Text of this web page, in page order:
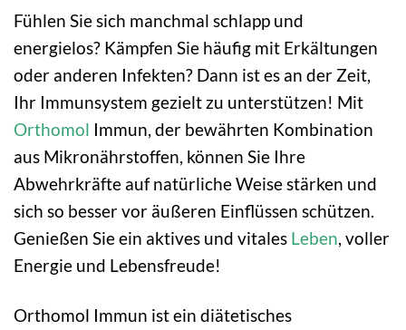
Fühlen Sie sich manchmal schlapp und
energielos? Kämpfen Sie häufig mit Erkältungen
oder anderen Infekten? Dann ist es an der Zeit,
Ihr Immunsystem gezielt zu unterstützen! Mit
Orthomol Immun, der bewährten Kombination
aus Mikronährstoffen, können Sie Ihre
Abwehrkräfte auf natürliche Weise stärken und
sich so besser vor äußeren Einflüssen schützen.
Genießen Sie ein aktives und vitales Leben, voller
Energie und Lebensfreude!
Orthomol Immun ist ein diätetisches